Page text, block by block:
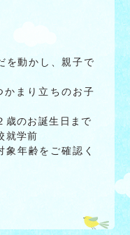
を動かし、親子で
まり立ちのお子
のお誕生日まで
学前
年齢をご確認く